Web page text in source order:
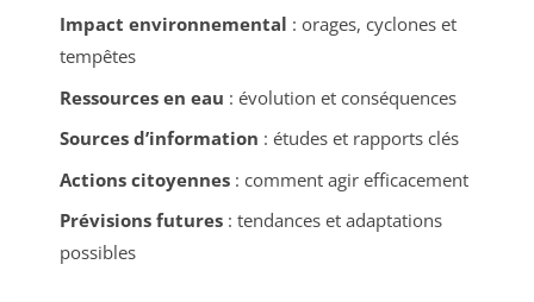
Impact environnemental : orages, cyclones et
tempêtes
Ressources en eau : évolution et conséquences
Sources d’information : études et rapports clés
Actions citoyennes: comment agir efficacement
Prévisions futures: tendances et adaptations
possibles